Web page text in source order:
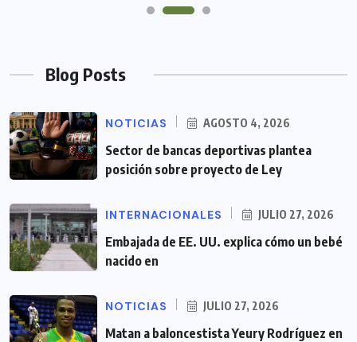
Blog Posts
NOTICIAS AGOSTO 4, 2026
Sector de bancas deportivas plantea
posición sobre proyecto de Ley
INTERNACIONALES JULIO 27, 2026
Embajada de EE. UU. explica cómo un bebé
nacido en
NOTICIAS JULIO 27, 2026
Matan a baloncestista Yeury Rodríguez en